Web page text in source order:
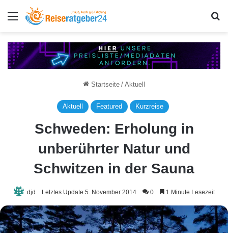
Menü
Startseite / Aktuell
Aktuell Featured Kurzreise
Schweden: Erholung in
unberührter Natur und
Schwitzen in der Sauna
djd Letztes Update 5. November 2014 0 1 Minute Lesezeit